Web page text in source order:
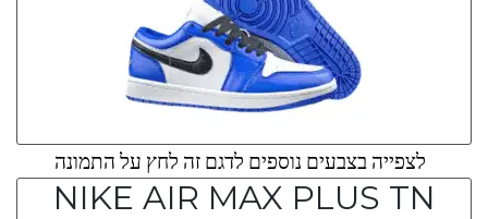
לצפייה בצבעים נוספים לדגם זה לחץ על התמונה
NIKE AIR MAX PLUS TN